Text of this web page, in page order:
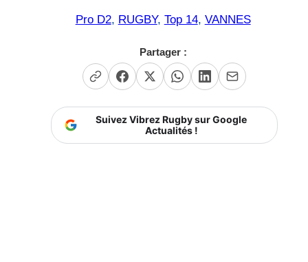
Pro D2, RUGBY, Top 14, VANNES
Partager :
Suivez Vibrez Rugby sur Google
Actualités !